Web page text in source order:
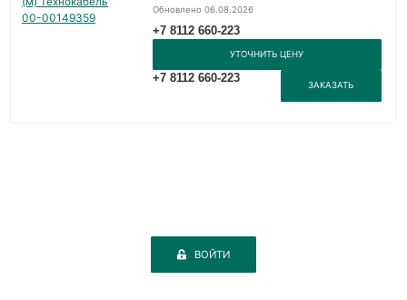
Обновлено 06.08.2026
+7 8112 660-223
УТОЧНИТЬ ЦЕНУ
+7 8112 660-223
ЗАКАЗАТЬ
ВОЙТИ